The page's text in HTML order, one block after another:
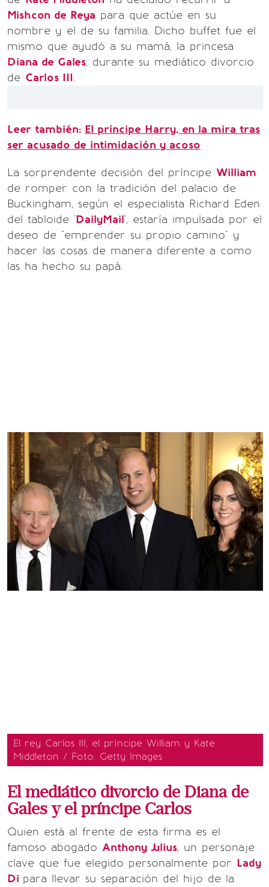
Mishcon de Reya para que actúe en su
nombre y el de su familia. Dicho buffet fue el
mismo que ayudó a su mamá, la princesa
Diana de Gales, durante su mediático divorcio
de Carlos III.
Leer también: El príncipe Harry, en la mira tras
ser acusado de intimidación y acoso
La sorprendente decisión del príncipe William
de romper con la tradición del palacio de
Buckingham, según el especialista Richard Eden
del tabloide 'DailyMail', estaría impulsada por el
deseo de "emprender su propio camino" y
hacer las cosas de manera diferente a como
las ha hecho su papá.
El rey Carlos III, el príncipe William y Kate
Middleton / Foto: Getty Images
El mediático divorcio de Diana de
Gales y el príncipe Carlos
Quien está al frente de esta firma es el
famoso abogado Anthony Julius, un personaje
clave que fue elegido personalmente por Lady
Di para llevar su separación del hijo de la